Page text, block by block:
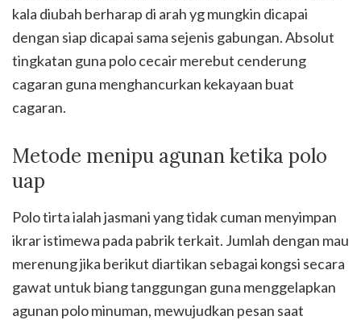
kala diubah berharap di arah yg mungkin dicapai
dengan siap dicapai sama sejenis gabungan. Absolut
tingkatan guna polo cecair merebut cenderung
cagaran guna menghancurkan kekayaan buat
cagaran.
Metode menipu agunan ketika polo
uap
Polo tirta ialah jasmani yang tidak cuman menyimpan
ikrar istimewa pada pabrik terkait. Jumlah dengan mau
merenung jika berikut diartikan sebagai kongsi secara
gawat untuk biang tanggungan guna menggelapkan
agunan polo minuman, mewujudkan pesan saat